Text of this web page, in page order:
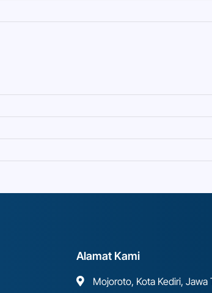
Alamat Kami
Mojoroto, Kota Kediri, Jawa